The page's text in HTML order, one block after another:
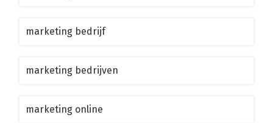
marketing bedrijf
marketing bedrijven
marketing online